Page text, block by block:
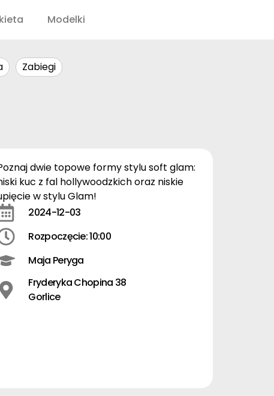
Modelki
Zabiegi
dwie topowe formy stylu soft glam:
kuc z fal hollywoodzkich oraz niskie
w stylu Glam!
2024-12-03
Rozpoczęcie: 10:00
Maja Peryga
Fryderyka Chopina 38
Gorlice